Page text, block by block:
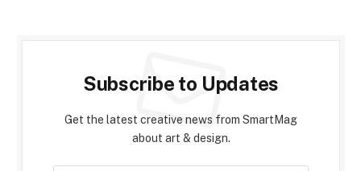
Subscribe to Updates
Get the latest creative news from SmartMag
about art & design.